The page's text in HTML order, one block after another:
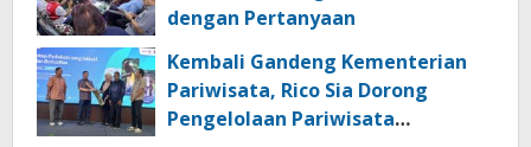
dengan Pertanyaan
Kembali Gandeng Kementerian
Pariwisata, Rico Sia Dorong
Pengelolaan Pariwisata